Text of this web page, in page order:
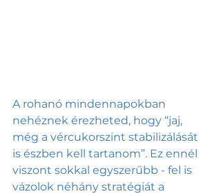
A rohanó mindennapokban
nehéznek érezheted, hogy “jaj,
még a vércukorszint stabilizálását
is észben kell tartanom”. Ez ennél
viszont sokkal egyszerűbb - fel is
vázolok néhány stratégiát a